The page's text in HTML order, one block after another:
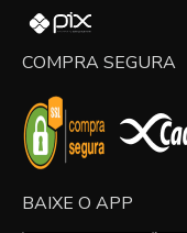
COMPRA SEGURA
BAIXE O APP